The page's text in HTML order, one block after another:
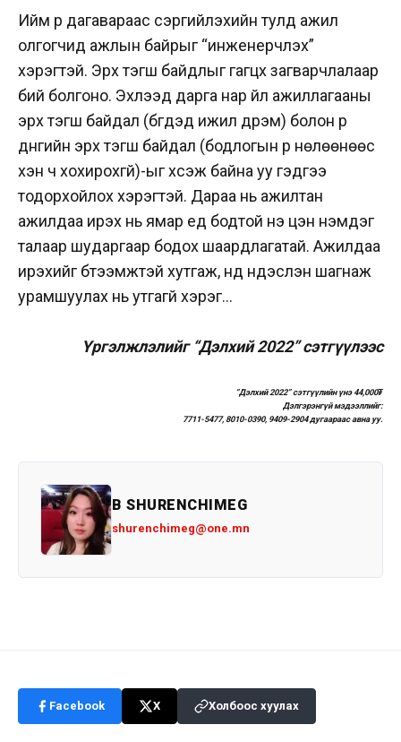
Ийм үр дагавараас сэргийлэхийн тулд ажил
олгогчид ажлын байрыг “инженерчлэх”
хэрэгтэй. Эрх тэгш байдлыг гагцхүү загварчлалаар
бий болгоно. Эхлээд дарга нар үйл ажиллагааны
эрх тэгш байдал (бүгдэд ижил дүрэм) болон үр
дүнгийн эрх тэгш байдал (бодлогын үр нөлөөнөөс
хэн ч хохирохгүй)-ыг хүсэж байна уу гэдгээ
тодорхойлох хэрэгтэй. Дараа нь ажилтан
ажилдаа ирэх нь ямар үед бодтой үнэ цэн нэмдэг
талаар шударгаар бодох шаардлагатай. Ажилдаа
ирэхийг бүтээмжтэй хутгаж, үүнд үндэслэн шагнаж
урамшуулах нь утгагүй хэрэг…
Үргэлжлэлийг “Дэлхий 2022” сэтгүүлээс
“Дэлхий 2022” сэтгүүлийнүнэ 44,000₮
Дэлгэрэнгүй мэдээллийг:
7711-5477, 8010-0390, 9409-2904 дугаараас авна уу.
B SHURENCHIMEG
shurenchimeg@one.mn
Facebook X Холбоос хуулах